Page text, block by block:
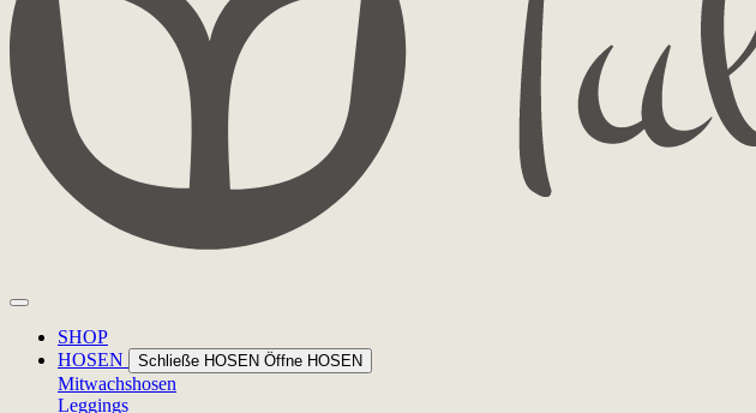
SHOP
HOSEN
Schließe HOSEN Öffne HOSEN
Mitwachshosen
Leggings